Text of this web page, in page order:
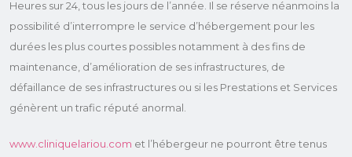
Heures sur 24, tous les jours de l’année. Il se réserve néanmoins la
possibilité d’interrompre le service d’hébergement pour les
durées les plus courtes possibles notamment à des fins de
maintenance, d’amélioration de ses infrastructures, de
défaillance de ses infrastructures ou si les Prestations et Services
génèrent un trafic réputé anormal.
www.cliniquelariou.com et l’hébergeur ne pourront être tenus